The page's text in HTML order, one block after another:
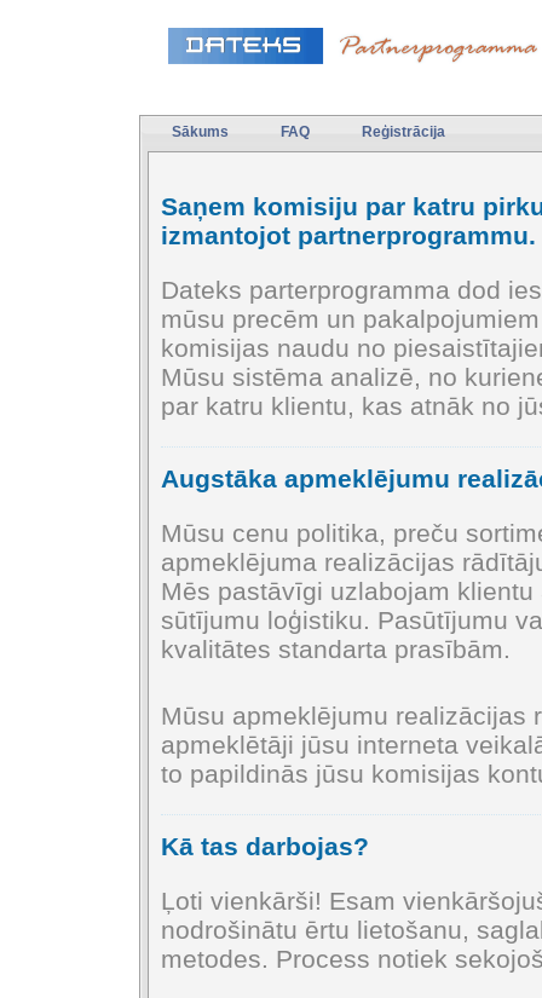
Sākums FAQ Reģistrācija
Saņem komisiju par katru
izmantojot partnerprogrammu.
Dateks parterprogramma dod
mūsu precēm un
komisijas naudu no
Mūsu sistēma analizē, no
par katru klientu, kas atnāk no
Augstāka apmeklējumu
Mūsu cenu politika, preču
apmeklējuma realizācijas
Mēs pastāvīgi uzlabojam
sūtījumu loģistiku. Pasūtījumu
kvalitātes standarta prasībām.
Mūsu apmeklējumu realizācijas
apmeklētāji jūsu interneta
to papildinās jūsu komisijas
Kā tas darbojas?
Ļoti vienkārši! Esam
nodrošinātu ērtu lietošanu,
metodes. Process notiek